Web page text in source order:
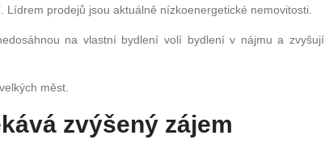
prodejů jsou aktuálně nízkoenergetické nemovitosti.
na vlastní bydlení volí bydlení v nájmu a zvyšují
měst.
zvýšený zájem